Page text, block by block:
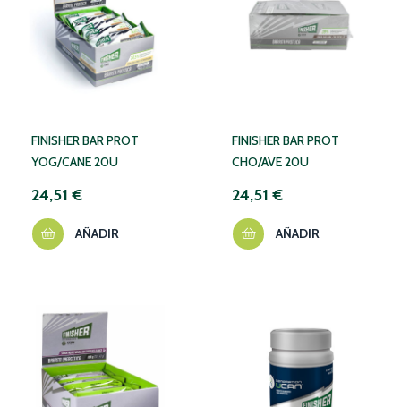
FINISHER BAR PROT
YOG/CANE 20U
24,51 €
AÑADIR
FINISHER BAR PROT
CHO/AVE 20U
24,51 €
AÑADIR